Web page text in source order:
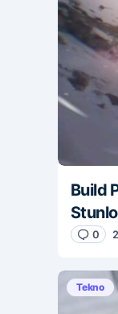
Build
0
Tekno